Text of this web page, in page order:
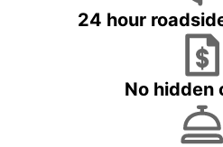
24 hour
No hidden